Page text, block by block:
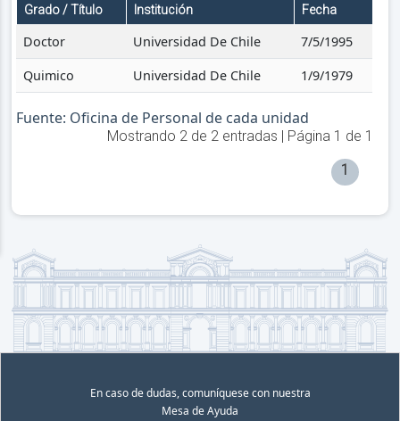
Grado / Título Institución Fecha
Doctor Universidad De Chile
7/5/1995
Quimico
Universidad De Chile 1/9/1979
Fuente: Oficina de Personal de cada unidad
Mostrando 2de 2entradas | Página 1 de 1
1
En caso de dudas, comuníquese con nuestra
Mesa de Ayuda